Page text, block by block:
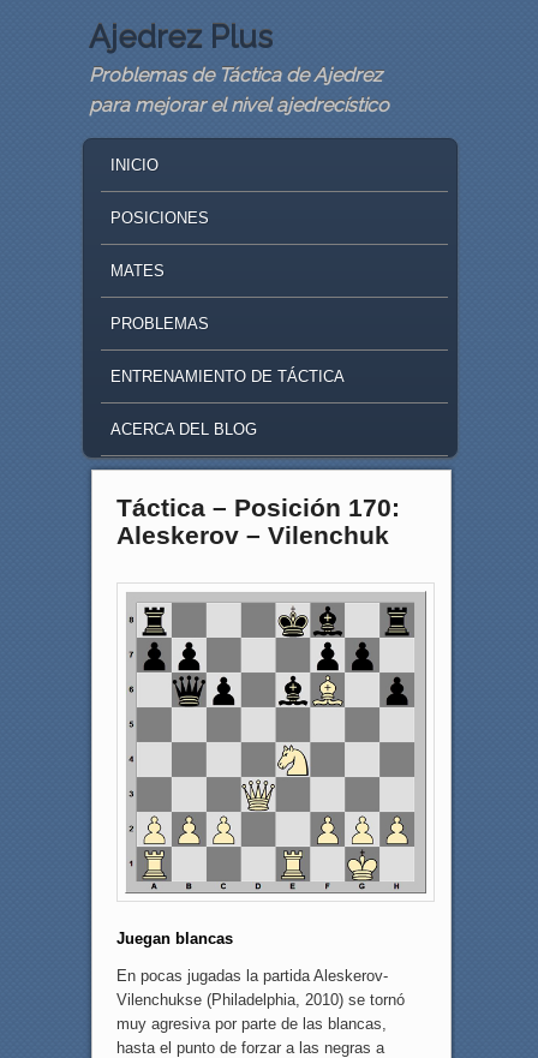
Ajedrez Plus
Problemas de Táctica de Ajedrez
para mejorar el nivel ajedrecístico
SKIP TO PRIMARY CONTENT
SKIP TO SECONDARY CONTENT
INICIO
POSICIONES
MATES
PROBLEMAS
ENTRENAMIENTO DE TÁCTICA
ACERCA DEL BLOG
Táctica – Posición 170:
Aleskerov – Vilenchuk
Juegan blancas
En pocas jugadas la partida Aleskerov-
Vilenchukse (Philadelphia, 2010) se tornó
muy agresiva por parte de las blancas,
hasta el punto de forzar a las negras a